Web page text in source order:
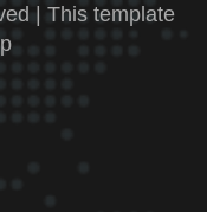
| This template